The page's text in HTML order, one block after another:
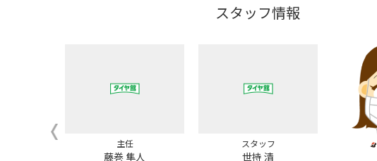
本日のタイヤ履き替え順番待ち予
スタッフ情報
主任
藤巻 隼人
スタッフ
世持 清